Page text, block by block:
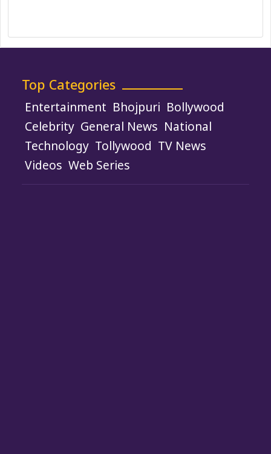
Top Categories
Entertainment Bhojpuri Bollywood
Celebrity General News National
Technology Tollywood TV News
Videos Web Series